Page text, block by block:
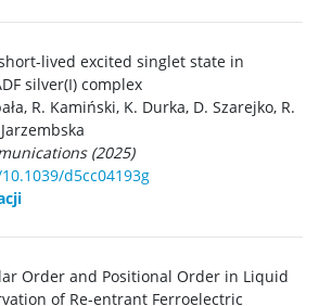
lived excited singlet state in
silver(I) complex
R. Kamiński, K. Durka, D. Szarejko, R.
(2025)
d5cc04193g
Order and Positional Order in Liquid
of Re-entrant Ferroelectric